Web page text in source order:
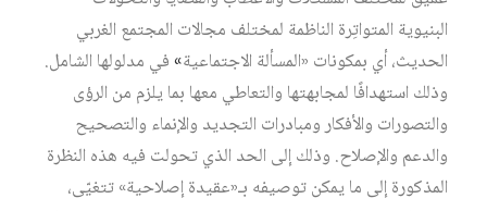
البنيوية المتواتِرة الناظمة لمختلف مجالات المجتمع الغربي
الحديث، أي بمكونات «المسألة الاجتماعية»في مدلولها الشامل.
وذلك استهدافًا لمجابهتها والتعاطي معها بما يلزم من الرؤى
والتصورات والأفكار ومبادرات التجديد والإنماء والتصحيح
والدعم والإصلاح. وذلك إلى الحد الذي تحولت فيه هذه النظرة
المذكورة إلى ما يمكن توصيفه بـ«عقيدة إصلاحية» تتغيّى،